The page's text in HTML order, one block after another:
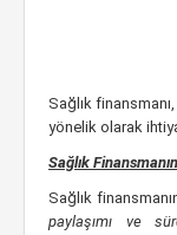
Sağlık
yönelik olarak
Sağlık
Sağlık
paylaşımı ve